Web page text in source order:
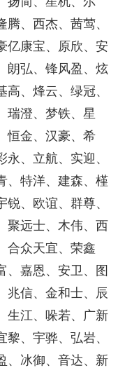
、西杰、茜莺、
亿康宝、原欣、安
朗弘、锋风盈、炫
、烽云、绿冠、
瑞澄、梦铁、星
恒金、汉豪、希
、立航、实迎、
、特洋、建森、槿
、欧谊、群尊、
聚远士、木伟、西
合众天宜、荣鑫
、嘉恩、安卫、图
兆信、金和士、辰
生江、哚若、广新
、宇骅、弘岩、
、冰御、音达、新